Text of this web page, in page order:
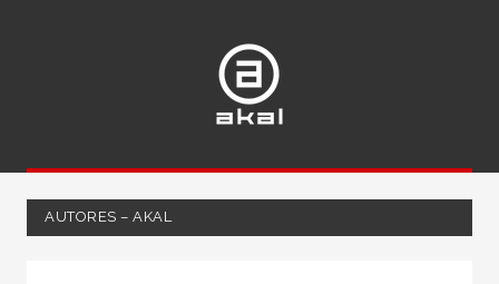
AUTORES – AKAL